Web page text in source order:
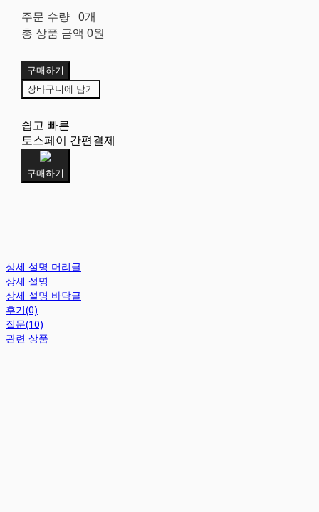
주문 수량 0개
총 상품 금액 0원
구매하기
장바구니에 담기
쉽고 빠른
토스페이 간편결제
구매하기
상세 설명 머리글
상세 설명
상세 설명 바닥글
후기(0)
질문(10)
관련 상품